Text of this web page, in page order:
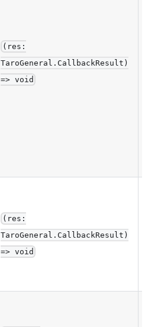
(res:
TaroGeneral.CallbackResult)
=> void
(res:
TaroGeneral.CallbackResult)
=> void